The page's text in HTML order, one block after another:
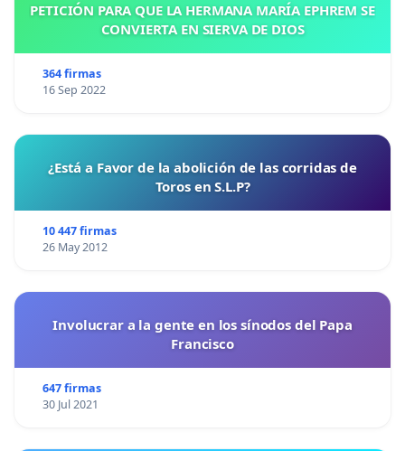
PETICIÓN PARA QUE LA HERMANA MARÍA EPHREM SE
CONVIERTA EN SIERVA DE DIOS
364 firmas
16 Sep 2022
¿Está a Favor de la abolición de las corridas de
Toros en S.L.P?
10 447 firmas
26 May 2012
Involucrar a la gente en los sínodos del Papa
Francisco
647 firmas
30 Jul 2021